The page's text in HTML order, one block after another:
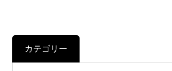
カテゴリー